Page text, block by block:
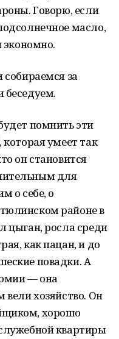
Говорю, если
масло,
экономно.
за
беседуем.
помнить эти
которая умеет так
он становится
для
о себе, о
районе в
цыган, росла среди
как пацан, и до
повадки. А
— она
вели хозяйство. Он
хорошо
квартиры